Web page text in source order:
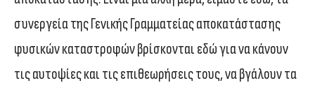
συνεργεία της Γενικής Γραμματείας αποκατάστασης
φυσικών καταστροφών βρίσκονται εδώ για να κάνουν
τις αυτοψίες και τις επιθεωρήσεις τους, να βγάλουν τα